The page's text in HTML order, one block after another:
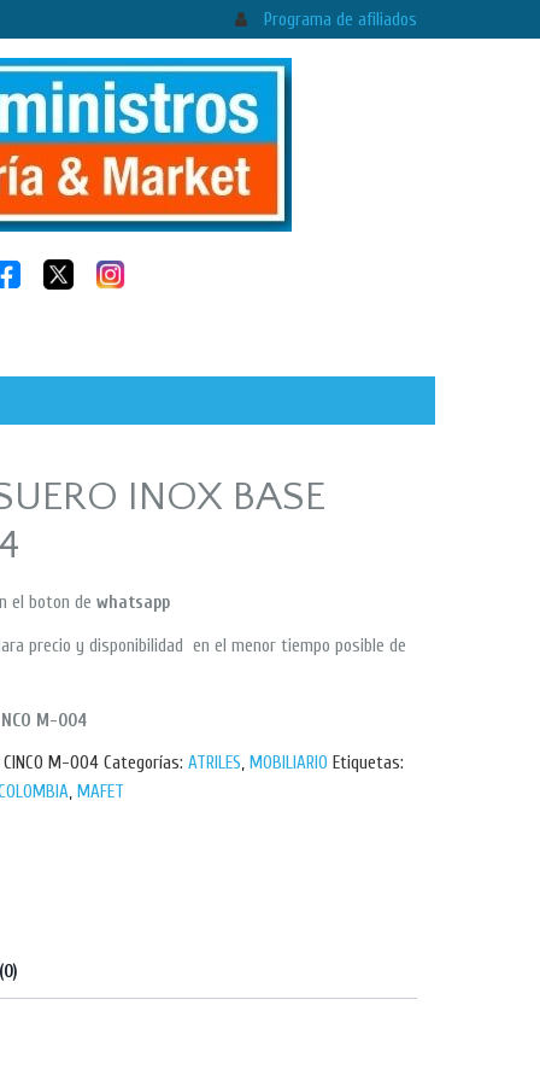
Programa de afiliados
INOX BASE
el boton de whatsapp
precio y disponibilidad en el menor tiempo posible de
M-004
CINCO M-004 Categorías: ATRILES, MOBILIARIO Etiquetas:
, MAFET